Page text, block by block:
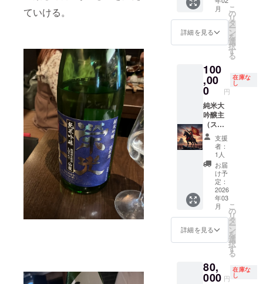
ていける。
期限：
2026年
2月末ま
で ※公
序良俗
る内
容、法
令に違
反する
内容な
どはお
受けで
きませ
ん。
月
詳細を見る
こ
の
リ
タ
ー
ン
を
選
択
す
る
100
,00
0 円
在庫な
し
純米大
吟醸主
（スポ
ン
サー）
※このリ
ターン
をご購
入され
る方は
既に決
定して
いるた
め、事
前のご
連絡な
援され
ないよ
支援
者：
1人
お届
け予
定：
2026
年03
月
詳細を見る
こ
の
リ
タ
ー
ン
を
選
択
す
る
80,
000 円
在庫な
し